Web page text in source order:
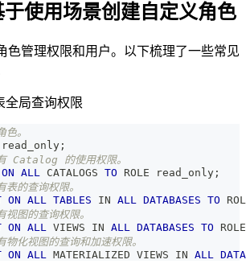
使用场景创建自定义角色
色管理权限和用户。以下梳理了一些常见
全局查询权限
。
read_only ;
Catalog 的使用权限。
ON ALL CATALOGS TO ROLE read_only ;
的查询权限。
ON ALL TABLES IN ALL DATABASES TO
图的查询权限。
ON ALL VIEWS IN ALL DATABASES TO
化视图的查询和加速权限。
ON ALL MATERIALIZED VIEWS IN ALL